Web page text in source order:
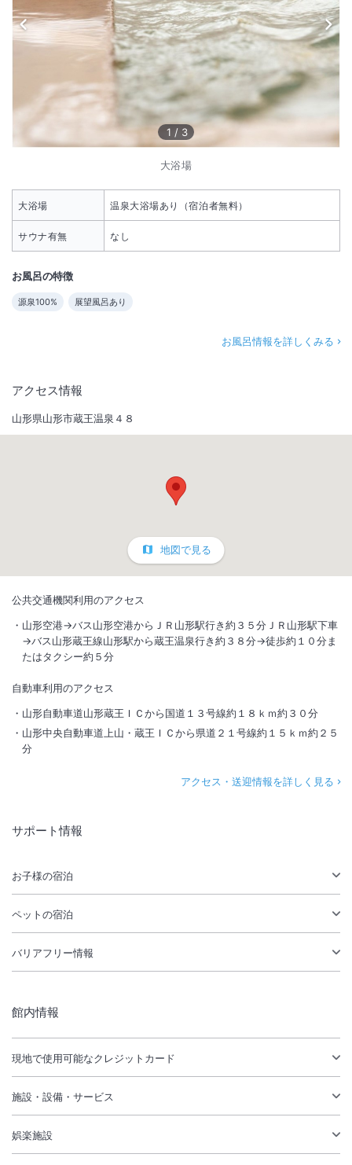
1 / 3
大浴場
大浴場 温泉大浴場あり（宿泊者無料）
サウナ有無 なし
お風呂の特徴
源泉100% 展望風呂あり
お風呂情報を詳しくみる
アクセス情報
山形県山形市蔵王温泉４８
地図で見る
公共交通機関利用のアクセス
山形空港→バス山形空港からＪＲ山形駅行き約３５分ＪＲ山形駅下車
→バス山形蔵王線山形駅から蔵王温泉行き約３８分→徒歩約１０分ま
たはタクシー約５分
自動車利用のアクセス
山形自動車道山形蔵王ＩＣから国道１３号線約１８ｋｍ約３０分
山形中央自動車道上山・蔵王ＩＣから県道２１号線約１５ｋｍ約２５
分
アクセス・送迎情報を詳しく見る
サポート情報
お子様の宿泊
ペットの宿泊
バリアフリー情報
館内情報
現地で使用可能なクレジットカード
施設・設備・サービス
娯楽施設